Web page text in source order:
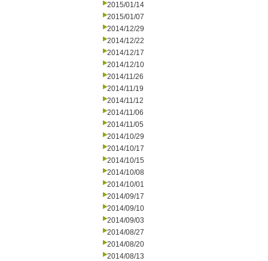
2015/01/14
2015/01/07
2014/12/29
2014/12/22
2014/12/17
2014/12/10
2014/11/26
2014/11/19
2014/11/12
2014/11/06
2014/11/05
2014/10/29
2014/10/17
2014/10/15
2014/10/08
2014/10/01
2014/09/17
2014/09/10
2014/09/03
2014/08/27
2014/08/20
2014/08/13